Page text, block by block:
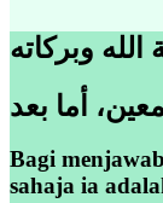
وبركاته
أما بعد
Bagi
sahaja ia